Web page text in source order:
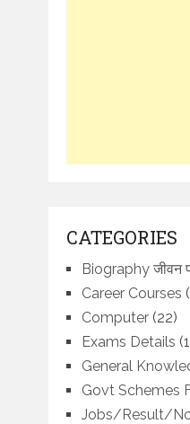
CATEGORIES
Biography जीवन
Career Courses
Computer(22)
Exams Details
General
Govt Schemes
Jobs/Result/